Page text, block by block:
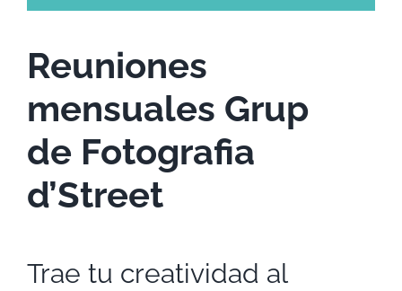
Reuniones
mensuales Grup
de Fotografia
d’Street
Trae tu creatividad al